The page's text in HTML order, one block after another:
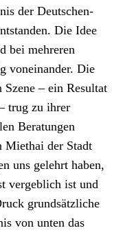
der Deutschen-
Die Idee
bei mehreren
voneinander. Die
Szene – ein Resultat
trug zu ihrer
Beratungen
Miethai der Stadt
uns gelehrt haben,
vergeblich ist und
grundsätzliche
von unten das